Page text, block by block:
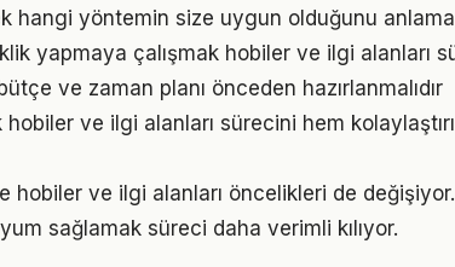
hangi yöntemin size uygun olduğunu
yapmaya çalışmak hobiler ve ilgi alanları
ve zaman planı önceden hazırlanmalıdır
ve ilgi alanları sürecini hem
hobiler ve ilgi alanları öncelikleri de
sağlamak süreci daha verimli kılıyor.